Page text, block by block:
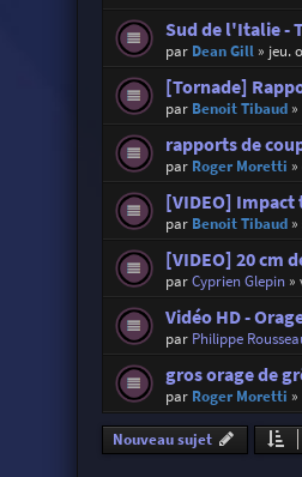
Sud de l'Italie -
par Dean Gill» jeu.
[Tornade]
par Benoit Tibaud»
rapports de
par Roger Moretti »
[VIDEO] Impact
par Benoit Tibaud»
[VIDEO] 20 cm
parCyprien Glepin»
Vidéo HD -
par Philippe
gros orage de
par Roger Moretti »
Nouveau sujet